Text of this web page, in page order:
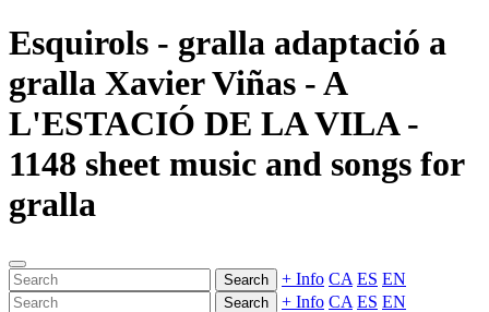
Esquirols - gralla adaptació a
gralla Xavier Viñas - A
L'ESTACIÓ DE LA VILA -
1148 sheet music and songs for
gralla
Search + Info CA ES EN
Search + Info CA ES EN